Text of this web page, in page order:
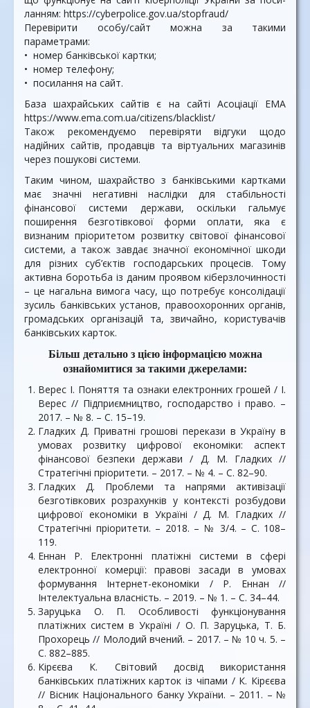
ланням: https://cyberpolice.gov.ua/stopfraud/
Перевірити особу/сайт можна за такими
параметрами:
• номер банківської картки;
• номер телефону;
• посилання на сайт.
База шахрайських сайтів є на сайті Асоціації ЕМА
https://www.ema.com.ua/citizens/blacklist/
Також рекомендуємо переві­ряти відгуки щодо
надійних сайтів, продавців та віртуаль­них магазинів
через пошукові системи.
Таким чином, шахрайство з банківськими картками
має значні негативні наслідки для стабільності
фінансової системи держави, оскільки гальмує
поширення безготівкової форми оплати, яка є
визнаним пріоритетом розвитку світової фінансової
системи, а також завдає значної економічної шкоди
для різних суб’єктів господарських процесів. Тому
активна боротьба із даним проявом кіберзлочинності
– це нагальна вимога часу, що потребує консолідації
зусиль банківських установ, правоохоронних органів,
громадських організацій та, звичайно, користувачів
банківських карток.
Більш детально з цією інформацією можна
ознайомитися за такими джерелами:
Верес І. Поняття та ознаки електронних грошей / І.
Верес // Підприємництво, господарство і право. –
2017. – № 8. – С. 15–19.
Гладких Д. Приватні грошові перекази в Україну в
умовах розвитку цифрової економіки: аспект
фінансової безпеки держави / Д. М. Гладких //
Стратегічні пріоритети. – 2017. – № 4. – С. 82–90.
Гладких Д. Проблеми та напрями активізації
безготівкових розрахунків у контексті розбудови
цифрової економіки в Україні / Д. М. Гладких //
Стратегічні пріоритети. – 2018. – № 3/4. – С. 108–
119.
Еннан Р. Електронні платіжні системи в сфері
електронної комерції: правові засади в умовах
формування Інтернет-економіки / Р. Еннан //
Інтелектуальна власність. – 2019. – № 1. – С. 34–44.
Заруцька О. П. Особливості функціонування
платіжних систем в Україні / О. П. Заруцька, Т. Б.
Прохорець // Молодий вчений. – 2017. – № 10 ч. 5. –
С. 882–885.
Кірєєва К. Світовий досвід використання
банківських платіжних карток із чіпами / К. Кірєєва
// Вісник Національного банку України. – 2011. – №